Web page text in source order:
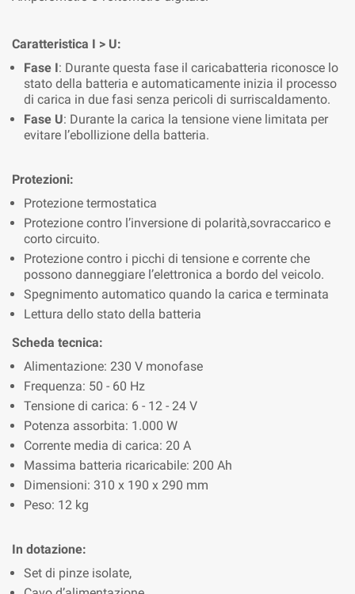
Caratteristica I > U:
Fase I: Durante questa fase il caricabatteria riconosce lo
stato della batteria e automaticamente inizia il processo
di carica in due fasi senza pericoli di surriscaldamento.
Fase U: Durante la carica la tensione viene limitata per
evitare l’ebollizione della batteria.
Protezioni:
Protezione termostatica
Protezione contro l’inversione di polarità,sovraccarico e
corto circuito.
Protezione contro i picchi di tensione e corrente che
possono danneggiare l’elettronica a bordo del veicolo.
Spegnimento automatico quando la carica e terminata
Lettura dello stato della batteria
Scheda tecnica:
Alimentazione: 230 V monofase
Frequenza: 50 - 60 Hz
Tensione di carica: 6 - 12 - 24 V
Potenza assorbita: 1.000 W
Corrente media di carica: 20 A
Massima batteria ricaricabile: 200 Ah
Dimensioni: 310 x 190 x 290 mm
Peso: 12 kg
In dotazione:
Set di pinze isolate,